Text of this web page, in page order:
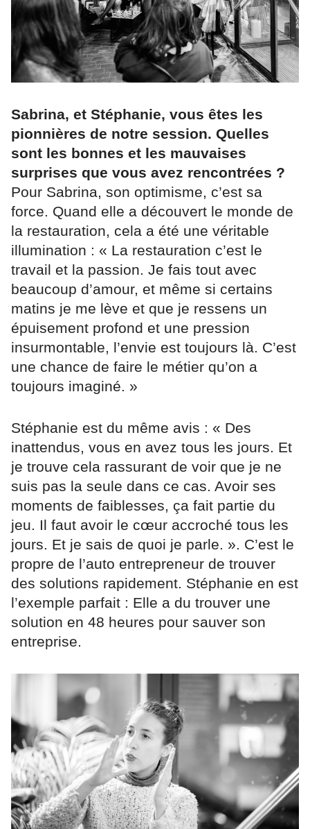
Sabrina, et Stéphanie, vous êtes les
pionnières de notre session. Quelles
sont les bonnes et les mauvaises
surprises que vous avez rencontrées ?
Pour Sabrina, son optimisme, c’est sa
force. Quand elle a découvert le monde de
la restauration, cela a été une véritable
illumination : « La restauration c’est le
travail et la passion. Je fais tout avec
beaucoup d’amour, et même si certains
matins je me lève et que je ressens un
épuisement profond et une pression
insurmontable, l’envie est toujours là. C’est
une chance de faire le métier qu’on a
toujours imaginé. »
Stéphanie est du même avis : « Des
inattendus, vous en avez tous les jours. Et
je trouve cela rassurant de voir que je ne
suis pas la seule dans ce cas. Avoir ses
moments de faiblesses, ça fait partie du
jeu. Il faut avoir le cœur accroché tous les
jours. Et je sais de quoi je parle. ». C’est le
propre de l’auto entrepreneur de trouver
des solutions rapidement. Stéphanie en est
l’exemple parfait : Elle a du trouver une
solution en 48 heures pour sauver son
entreprise.